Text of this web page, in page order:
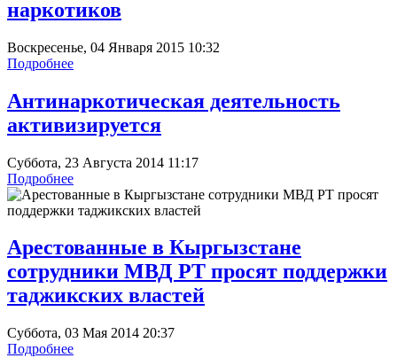
наркотиков
Воскресенье, 04 Января 2015 10:32
Подробнее
Антинаркотическая деятельность
активизируется
Суббота, 23 Августа 2014 11:17
Подробнее
Арестованные в Кыргызстане
сотрудники МВД РТ просят поддержки
таджикских властей
Суббота, 03 Мая 2014 20:37
Подробнее